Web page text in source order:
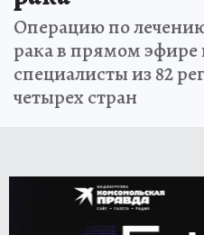
Операцию по
рака в прямом эфире
специалисты из 82
четырех стран